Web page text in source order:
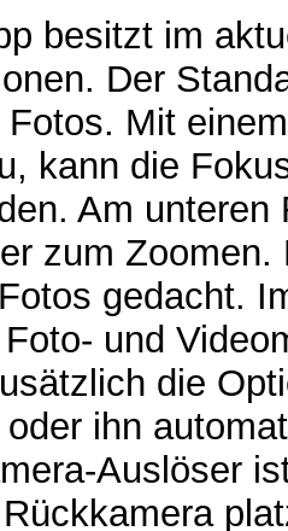
besitzt im
Der
Mit
kann die
Am
zum
gedacht.
und
die
ihn
Auslöser